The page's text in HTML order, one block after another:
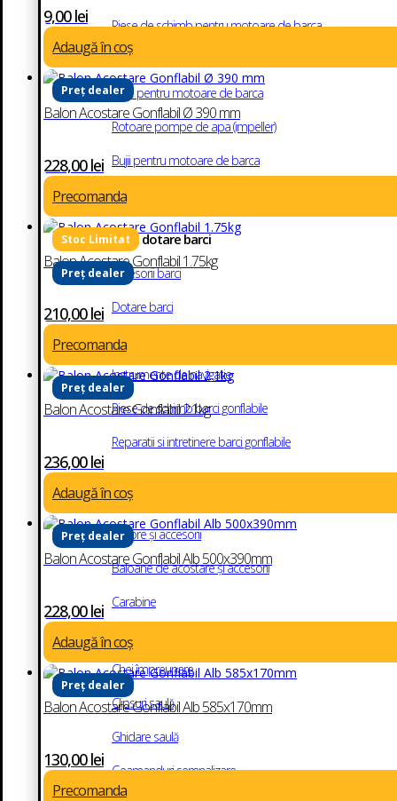
Piese de schimb pentru motoare de barca
Uleiuri si lubrifianti marini
Filtre pentru motoare de barca
Rotoare pompe de apa (impeller)
Bujii pentru motoare de barca
Anozi
Accesorii si dotare barci
Accesorii barci
Dotare barci
Echipamente electrice
Instrumente de navigatie
Piese de schimb barci gonflabile
Reparatii si intretinere barci gonflabile
Andocare și ancorare
Ancore și accesorii
Baloane de acostare și accesorii
Carabine
Carlige inox
Chei împreunare
Clipsuri saulă
Ghidare saulă
Geamanduri semnalizare
9,00lei
Adaugă în coș
Preț dealer
Balon Acostare Gonflabil Ø 390 mm
228,00lei
Precomanda
Preț dealer
Balon Acostare Gonflabil 1.75kg
210,00lei
Precomanda
Preț dealer
Balon Acostare Gonflabil 2.1kg
236,00lei
Adaugă în coș
Preț dealer
Balon Acostare Gonflabil Alb 500x390mm
228,00lei
Adaugă în coș
Preț dealer
Balon Acostare Gonflabil Alb 585x170mm
130,00lei
Precomanda